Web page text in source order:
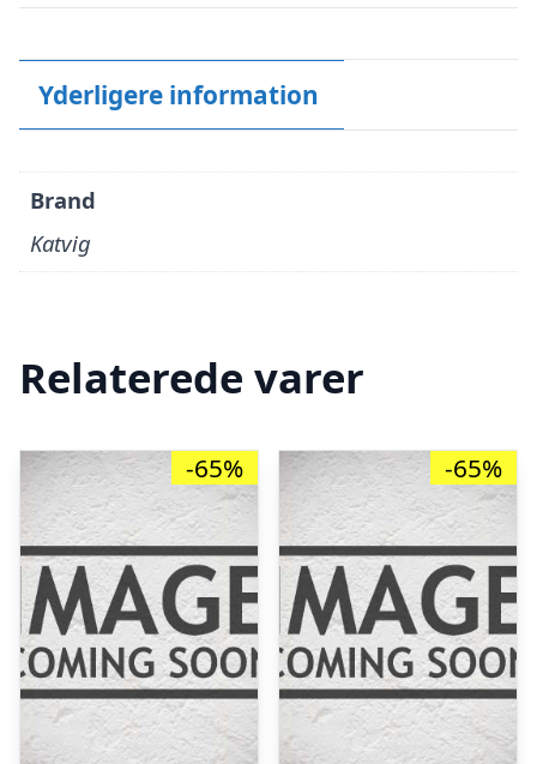
Yderligere information
Brand
Katvig
Relaterede varer
-65% -65%